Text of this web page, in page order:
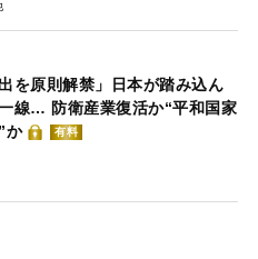
出を原則解禁」日本が踏み込ん
線… 防衛産業復活か“平和国家
か
有料